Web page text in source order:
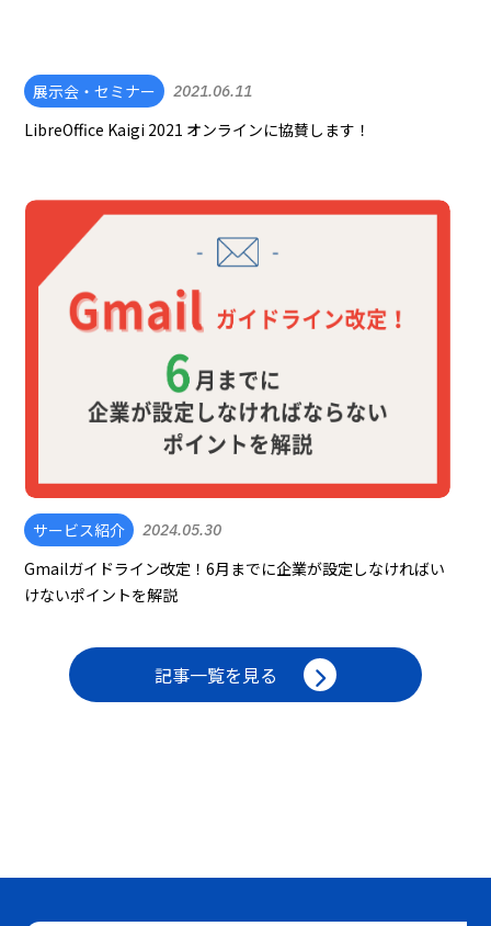
展示会・セミナー 2021.06.11
LibreOffice Kaigi 2021 オンラインに協賛します！
サービス紹介 2024.05.30
Gmailガイドライン改定！6月までに企業が設定しなければい
けないポイントを解説
記事一覧を見る